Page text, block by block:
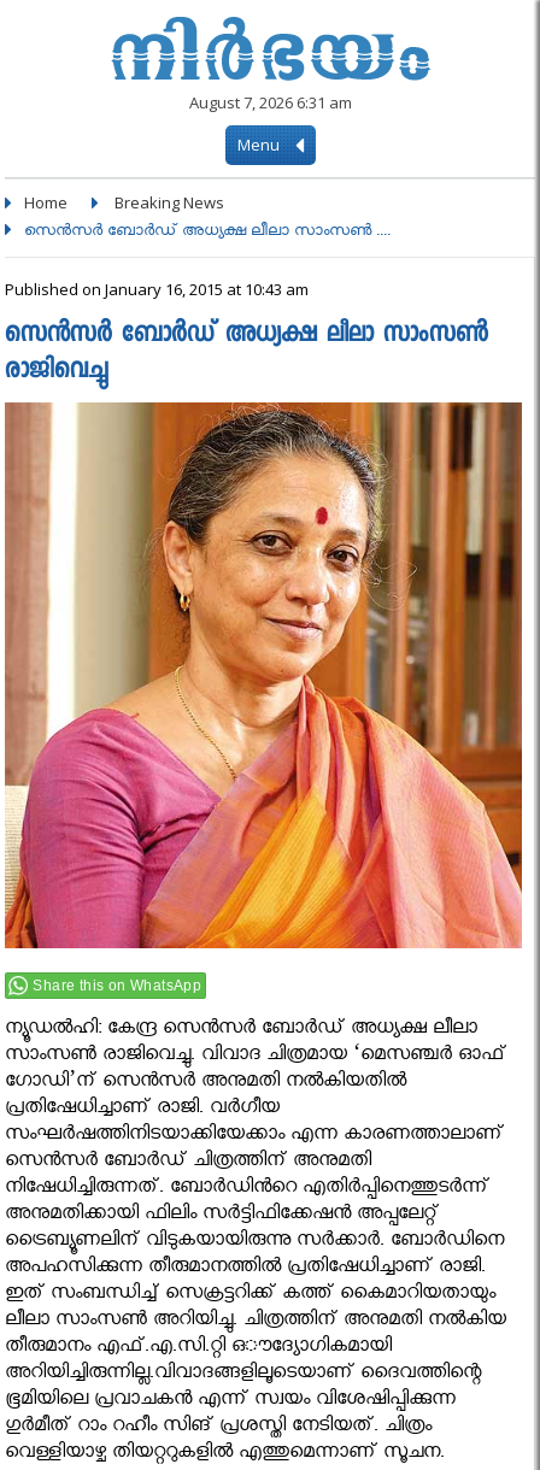
August 7, 2026 6:31 am
Menu
Home Breaking News
സെന്‍സര്‍ ബോര്‍ഡ് അധ്യക്ഷ ലീലാ സാംസണ്‍ ....
Published on January 16, 2015 at 10:43 am
സെന്‍സര്‍ ബോര്‍ഡ് അധ്യക്ഷ ലീലാ സാംസണ്‍
രാജിവെച്ചു
Share this on WhatsApp
ന്യൂഡല്‍ഹി: കേന്ദ്ര സെന്‍സര്‍ ബോര്‍ഡ് അധ്യക്ഷ ലീലാ
സാംസണ്‍ രാജിവെച്ചു. വിവാദ ചിത്രമായ ‘മെസഞ്ചര്‍ ഓഫ്
ഗോഡി’ന് സെന്‍സര്‍ അനുമതി നല്‍കിയതില്‍
പ്രതിഷേധിച്ചാണ് രാജി. വര്‍ഗീയ
സംഘര്‍ഷത്തിനിടയാക്കിയേക്കാം എന്ന കാരണത്താലാണ്
സെന്‍സര്‍ ബോര്‍ഡ് ചിത്രത്തിന് അനുമതി
നിഷേധിച്ചിരുന്നത്. ബോര്‍ഡിൻറെ എതിര്‍പ്പിനെത്തുടര്‍ന്ന്
അനുമതിക്കായി ഫിലിം സര്‍ട്ടിഫിക്കേഷന്‍ അപ്പലേറ്റ്
ട്രൈബ്യൂണലിന് വിടുകയായിരുന്നു സര്‍ക്കാര്‍. ബോര്‍ഡിനെ
അപഹസിക്കുന്ന തീരുമാനത്തില്‍ പ്രതിഷേധിച്ചാണ് രാജി.
ഇത് സംബന്ധിച്ച് സെക്രട്ടറിക്ക് കത്ത് കൈമാറിയതായും
ലീലാ സാംസണ്‍ അറിയിച്ചു. ചിത്രത്തിന് അനുമതി നല്‍കിയ
തീരുമാനം എഫ്.എ.സി.റ്റി ഒൗദ്യോഗികമായി
അറിയിച്ചിരുന്നില്ല.വിവാദങ്ങളിലൂടെയാണ് ദൈവത്തിന്റെ
ഭൂമിയിലെ പ്രവാചകന്‍ എന്ന് സ്വയം വിശേഷിപ്പിക്കുന്ന
ഗുര്‍മീത് റാം റഹീം സിങ് പ്രശസ്തി നേടിയത്. ചിത്രം
വെള്ളിയാഴ്ച തിയറ്ററുകളില്‍ എത്തുമെന്നാണ് സൂചന.